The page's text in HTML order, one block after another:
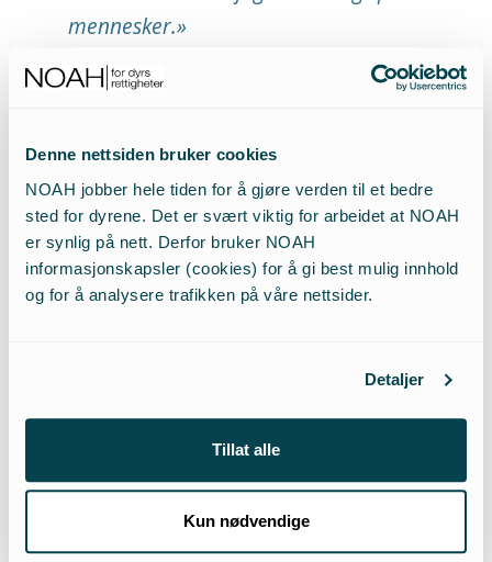
Denne nettsiden bruker cookies
NOAH jobber hele tiden for å gjøre verden til et bedre
sted for dyrene. Det er svært viktig for arbeidet at NOAH
er synlig på nett. Derfor bruker NOAH
informasjonskapsler (cookies) for å gi best mulig innhold
og for å analysere trafikken på våre nettsider.
Detaljer
Tillat alle
Kun nødvendige
mennesker.»
Det ble gjort sterke føringer om «avliving av hund
være aller siste utvei» i stortingsdebatten om ny
2022, som i en eventuell rettssak om den nye loven
blir å anse som viktige forarbeider. I debatten
uttalte saksordfører Sverre Myrli fra
Arbeiderpartiet: «La meg understreke: Det er ikke
(…) Jeg vil understreke at avliving av hund skal skje i
mulighet. Derfor strammer vi nå inn regelverket
unntakstilfeller at en må gå til et så drastisk skritt
som å avlive en hund, men det vil kunne være